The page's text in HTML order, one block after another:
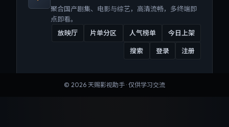
聚合国产剧集、电影与综艺，高清流畅，多终端即
点即看。
放映厅
片单分区 人气榜单 今日上架
搜索 登录 注册
© 2026 天赐影视助手 · 仅供学习交流